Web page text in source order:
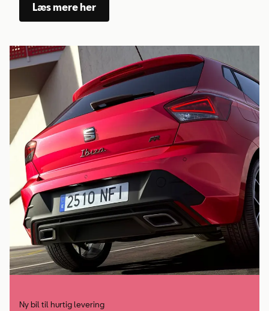
Læs mere her
Ny bil til hurtig levering